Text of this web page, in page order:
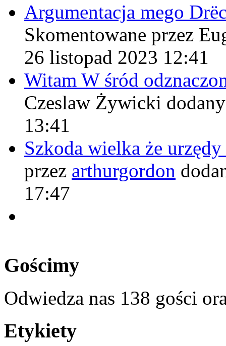
Argumentacja mego
Skomentowane przez
26 listopad 2023 12:41
Witam W śród
Czeslaw Żywicki
13:41
Szkoda wielka że
przez arthurgordon
17:47
Gościmy
Odwiedza nas 138 gości
Etykiety